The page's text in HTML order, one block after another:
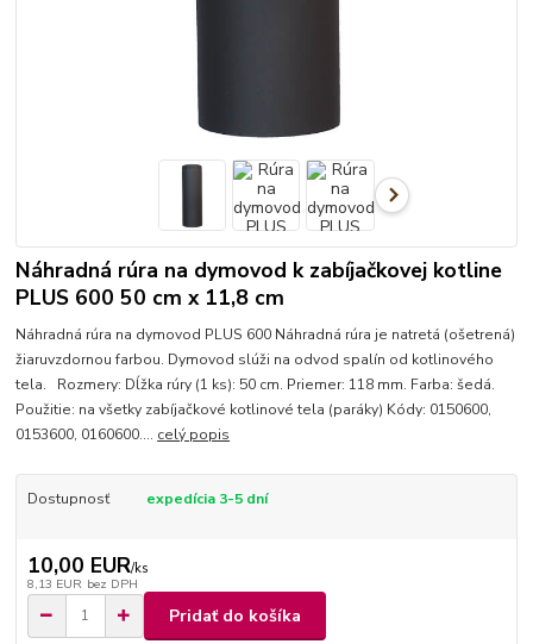
Náhradná rúra na dymovod k zabíjačkovej kotline
PLUS 600 50 cm x 11,8 cm
Náhradná rúra na dymovod PLUS 600 Náhradná rúra je natretá (ošetrená)
žiaruvzdornou farbou. Dymovod slúži na odvod spalín od kotlinového
tela. Rozmery: Dĺžka rúry (1 ks): 50 cm. Priemer: 118 mm. Farba: šedá.
Použitie: na všetky zabíjačkové kotlinové tela (paráky) Kódy: 0150600,
0153600, 0160600.... celý popis
Dostupnosť expedícia 3-5 dní
10,00 EUR/ks
8,13 EUR bez DPH
Pridať do košíka